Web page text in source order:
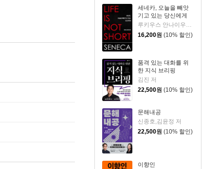
세네카, 오늘을 빼앗
기고 있는 당신에게
16,200원 (10% 할인)
품격 있는 대화를 위
한 지식 브리핑
김진 저
22,500원 (10% 할인)
문해내공
신종호,김윤정 저
22,500원 (10% 할인)
이향인